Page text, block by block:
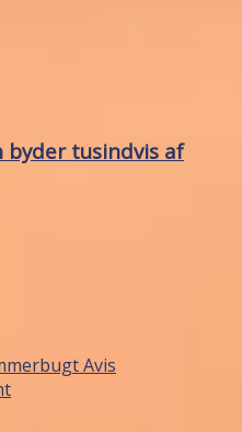
byder tusindvis af
Avis